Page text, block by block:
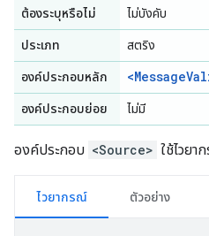
ต้องระบุหรือไม่ ไม่บังคับ
ประเภท สตริง
องค์ประกอบหลัก
องค์ประกอบย่อย ไม่มี
องค์ประกอบ <Source> ใช้ไวยา
ไวยากรณ์ ตัวอย่าง